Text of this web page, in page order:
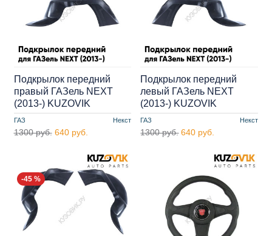
ГАЗ Некст
Подкрылок передний
правый ГАЗель NEXT
(2013-) KUZOVIK
1300 руб. 640 руб.
ГАЗ Некст
Подкрылок передний
левый ГАЗель NEXT
(2013-) KUZOVIK
1300 руб. 640 руб.
-45 %